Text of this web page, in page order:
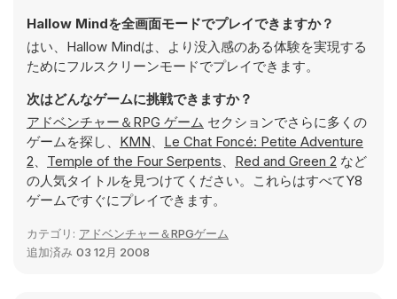
Hallow Mindを全画面モードでプレイできますか？
はい、Hallow Mindは、より没入感のある体験を実現する
ためにフルスクリーンモードでプレイできます。
次はどんなゲームに挑戦できますか？
アドベンチャー＆RPG ゲーム セクションでさらに多くの
ゲームを探し、 KMN、 Le Chat Foncé: Petite Adventure
2、 Temple of the Four Serpents、 Red and Green 2 など
の人気タイトルを見つけてください。これらはすべてY8
ゲームですぐにプレイできます。
カテゴリ: アドベンチャー＆RPGゲーム
追加済み 03 12月 2008